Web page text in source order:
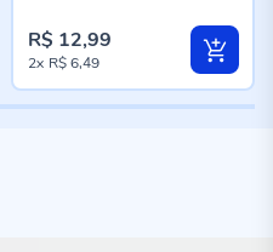
R$ 12,99
2x R$ 6,49